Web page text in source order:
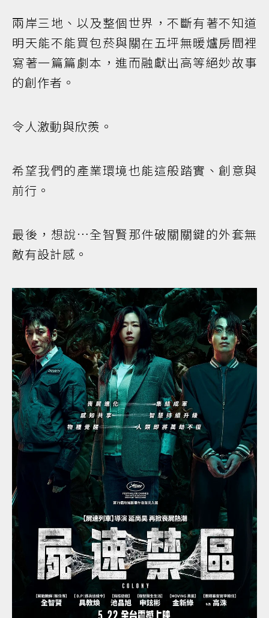
兩岸三地、以及整個世界，不斷有著不知道
明天能不能買包菸與關在五坪無暖爐房間裡
寫著一篇篇劇本，進而融獻出高等絕妙故事
的創作者。
令人激動與欣羨。
希望我們的產業環境也能這般踏實、創意與
前行。
最後，想說…全智賢那件破關關鍵的外套無
敵有設計感。